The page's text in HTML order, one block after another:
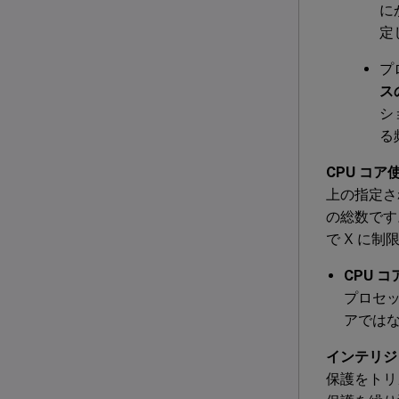
に
定
プ
ス
シ
る
CPU コア
上の指定
の総数で
で X に制
CPU コ
プロセ
アでは
インテリ
保護をト